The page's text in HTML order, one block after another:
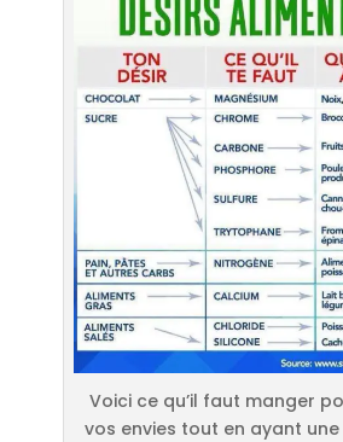
Voici ce qu’il faut manger
vos envies tout en ayant